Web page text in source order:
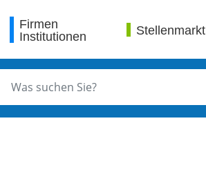
Firmen
Institutionen
Stellenmarkt